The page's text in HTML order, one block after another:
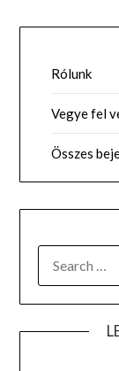
Rólunk
Vegye fel
Összes
FOR: